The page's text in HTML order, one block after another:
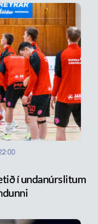
í undanúrslitum